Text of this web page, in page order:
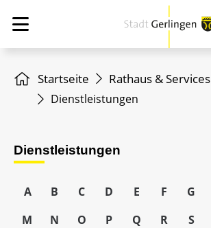
Startseite Rathaus & Services
Dienstleistungen
Dienstleistungen
A B C D E F G
M
N O P Q R S